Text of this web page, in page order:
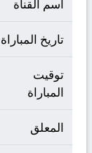
اسم القناة
تاريخ المباراة
توقيت
المباراة
المعلق